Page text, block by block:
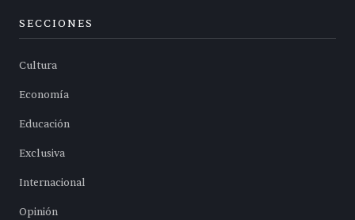
SECCIONES
Cultura
Economía
Educación
Exclusiva
Internacional
Opinión